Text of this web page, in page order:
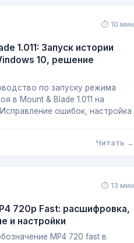
⏱ 10 мин
1.011: Запуск истории
10, решение
по запуску режима
в Mount & Blade 1.011 на
ошибок, настройка
Читать →
⏱ 13 мин
720p Fast: расшифровка,
и настройки
MP4 720 fast в